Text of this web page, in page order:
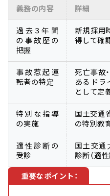
義務の内容 詳細
過去3年間
の事故歴の
把握
新規採用
得して確
事故惹起運
転者の特定
死亡事故
あるドラ
として定
特別な指導
の実施
国土交通
の特別教
適性診断の
受診
国土交通
診断（適
重要なポイント：